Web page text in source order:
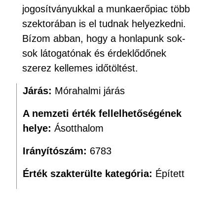
jogosítványukkal a munkaerőpiac több
szektorában is el tudnak helyezkedni.
Bízom abban, hogy a honlapunk sok-
sok látogatónak és érdeklődőnek
szerez kellemes időtöltést.
Járás: Mórahalmi járás
A nemzeti érték fellelhetőségének
helye: Ásotthalom
Irányítószám: 6783
Érték szakterülte kategória: Épített